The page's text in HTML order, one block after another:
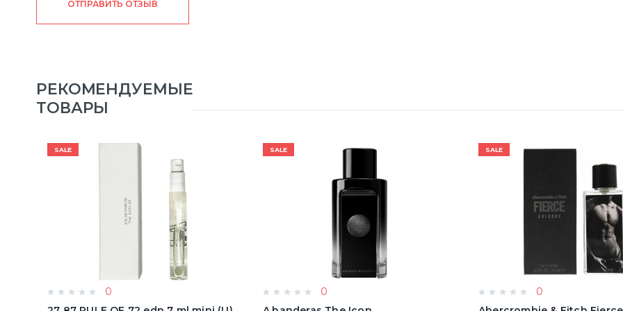
ОТПРАВИТЬ ОТЗЫВ
РЕКОМЕНДУЕМЫЕ
ТОВАРЫ
SALE
0
SALE
0
SALE
0